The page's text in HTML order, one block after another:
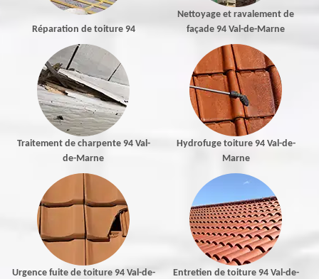
Réparation de toiture 94
Nettoyage et ravalement de
façade 94 Val-de-Marne
Traitement de charpente 94 Val-
de-Marne
Hydrofuge toiture 94 Val-de-
Marne
Urgence fuite de toiture 94 Val-de-
Entretien de toiture 94 Val-de-